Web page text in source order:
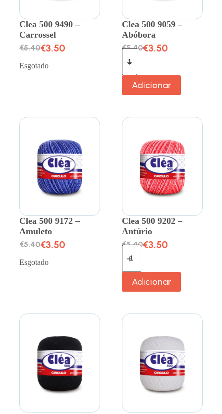
Clea 500 9490 –
Carrossel
€5.40€3.50
Esgotado
Clea 500 9059 –
Abóbora
€5.40€3.50
Adicionar
Clea 500 9172 –
Amuleto
€5.40€3.50
Esgotado
Clea 500 9202 –
Antúrio
€5.40€3.50
Adicionar